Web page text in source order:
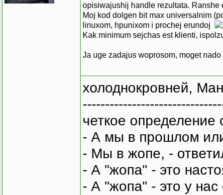
opisiwajushij handle rezultata.
Moj kod dolgen bit max universalnim
linuxom, hpunixom i prochej erundoj
Kak minimum sejchas est klienti,
Ja uge zadajus woprosom, moget
холоднокровней,
четкое
- А мы в прошлом
- Мы в жопе, -
- А "жопа" - это
- А "жопа" - это у